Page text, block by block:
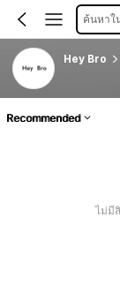
ค้นหาใ
Hey Bro
Recommended
ไม่มี